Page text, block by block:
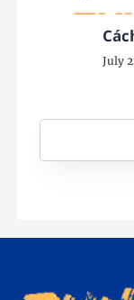
July